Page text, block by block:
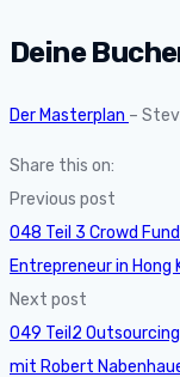
Deine
Der Masterplan –
Share this on:
Previous post
048 Teil 3 Crowd
Entrepreneur in Hong
Next post
049 Teil2
mit Robert